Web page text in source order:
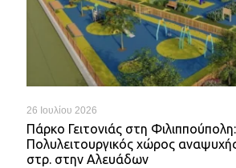
26 Ιουλίου 2026
Πάρκο Γειτονιάς στη Φιλιππούπολη:
Πολυλειτουργικός χώρος αναψυχής
στρ. στην Αλευάδων